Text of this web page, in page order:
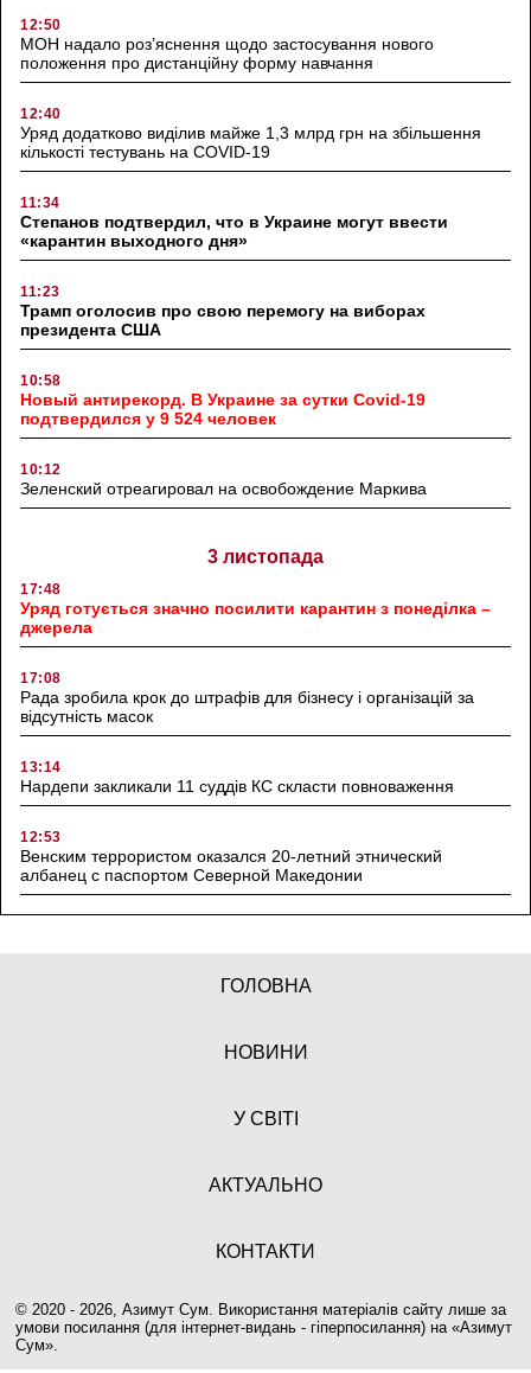
12:50
МОН надало роз’яснення щодо застосування нового
положення про дистанційну форму навчання
12:40
Уряд додатково виділив майже 1,3 млрд грн на збільшення
кількості тестувань на COVID-19
11:34
Степанов подтвердил, что в Украине могут ввести
«карантин выходного дня»
11:23
Трамп оголосив про свою перемогу на виборах
президента США
10:58
Новый антирекорд. В Украине за сутки Covid-19
подтвердился у 9 524 человек
10:12
Зеленский отреагировал на освобождение Маркива
3 листопада
17:48
Уряд готується значно посилити карантин з понеділка –
джерела
17:08
Рада зробила крок до штрафів для бізнесу і організацій за
відсутність масок
13:14
Нардепи закликали 11 суддів КС скласти повноваження
12:53
Венским террористом оказался 20-летний этнический
албанец с паспортом Северной Македонии
ГОЛОВНА
НОВИНИ
У СВІТІ
АКТУАЛЬНО
КОНТАКТИ
© 2020 - 2026, Азимут Сум. Використання матеріалів сайту лише за
умови посилання (для інтернет-видань - гіперпосилання) на «Азимут
Сум».